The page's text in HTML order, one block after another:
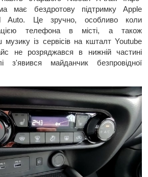
має бездротову підтримку Apple
Auto. Це зручно, особливо коли
телефона в місті, а також
із сервісів на кшталт Youtube
не розряджався в нижній частині
з'явився майданчик безпровідної